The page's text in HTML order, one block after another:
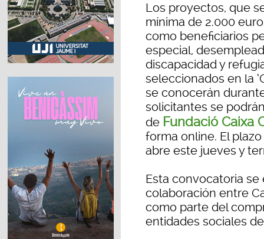
Los proyectos, que
mínima de 2.000
como beneficiarios
especial,
discapacidad y
seleccionados en la
se conocerán
solicitantes se
de Fundació Caixa
forma online. El
abre este jueves y
Esta convocatoria
colaboración entre
como parte del
entidades sociales